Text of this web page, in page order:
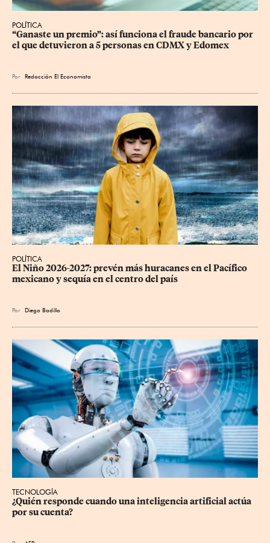
POLÍTICA
“Ganaste un premio”: así funciona el fraude bancario por
el que detuvieron a 5 personas en CDMX y Edomex
Por Redacción El Economista
POLÍTICA
El Niño 2026-2027: prevén más huracanes en el Pacífico
mexicano y sequía en el centro del país
Por Diego Badillo
TECNOLOGÍA
¿Quién responde cuando una inteligencia artificial actúa
por su cuenta?